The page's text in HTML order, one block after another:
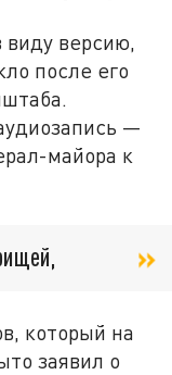
виду версию,
после его
—
майора к
который на
заявил о